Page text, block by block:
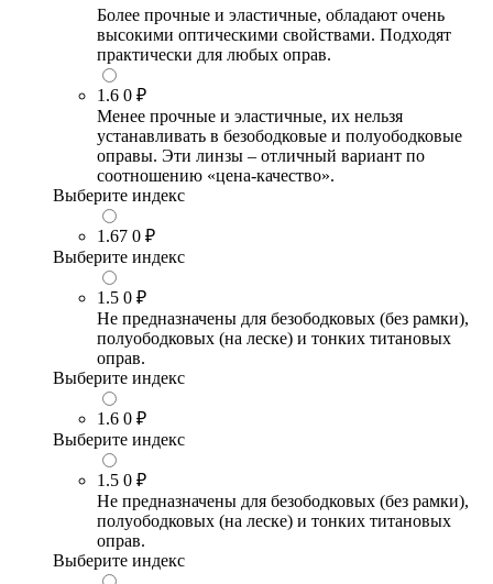
Более прочные и эластичные, обладают очень
высокими оптическими свойствами. Подходят
практически для любых оправ.
1.6 0 ₽
Менее прочные и эластичные, их нельзя
устанавливать в безободковые и полуободковые
оправы. Эти линзы – отличный вариант по
соотношению «цена-качество».
Выберите индекс
1.67 0 ₽
Выберите индекс
1.5 0 ₽
Не предназначены для безободковых (без рамки),
полуободковых (на леске) и тонких титановых
оправ.
Выберите индекс
1.6 0 ₽
Выберите индекс
1.5 0 ₽
Не предназначены для безободковых (без рамки),
полуободковых (на леске) и тонких титановых
оправ.
Выберите индекс